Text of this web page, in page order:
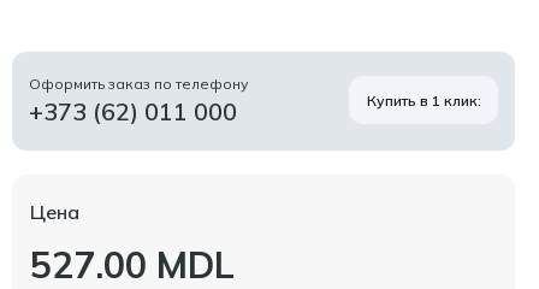
Оформить заказ по телефону
+373 (62) 011 000 Купить в 1 клик:
Цена
527.00 MDL